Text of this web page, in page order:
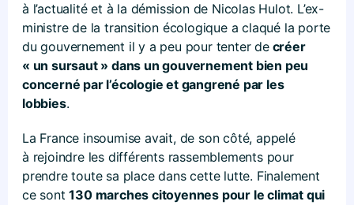
à l’actualité et à la démission de Nicolas Hulot. L’ex-
ministre de la transition écologique a claqué la porte
du gouvernement il y a peu pour tenter decréer
« un sursaut » dans un gouvernement bien peu
concerné par l’écologie et gangrené par les
lobbies.
La France insoumise avait, de son côté, appelé
à rejoindre les différents rassemblements pour
prendre toute sa place dans cette lutte. Finalement
ce sont130 marches citoyennes pour le climat qui